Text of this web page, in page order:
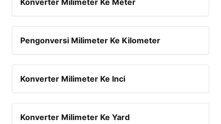
Konverter Milimeter Ke Meter
Pengonversi Milimeter Ke Kilometer
Konverter Milimeter Ke Inci
Konverter Milimeter Ke Yard